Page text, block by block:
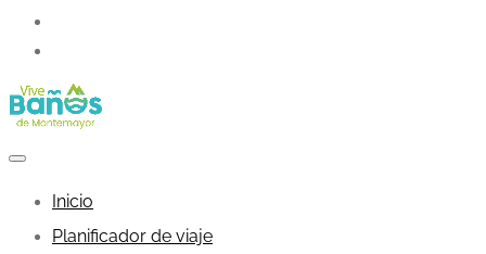
Inicio
Planificador de viaje